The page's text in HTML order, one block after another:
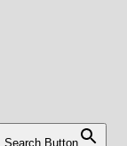
Search Button